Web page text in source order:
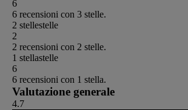
6
6 recensioni con 3 stelle.
2 stellestelle
2
2 recensioni con 2 stelle.
1 stellastelle
6
6 recensioni con 1 stella.
Valutazione generale
4.7